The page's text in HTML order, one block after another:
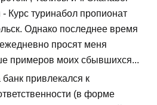
Курс туринабол пропионат
Однако последнее время
просят меня
примеров моих сбывшихся...
привлекался к
(в форме